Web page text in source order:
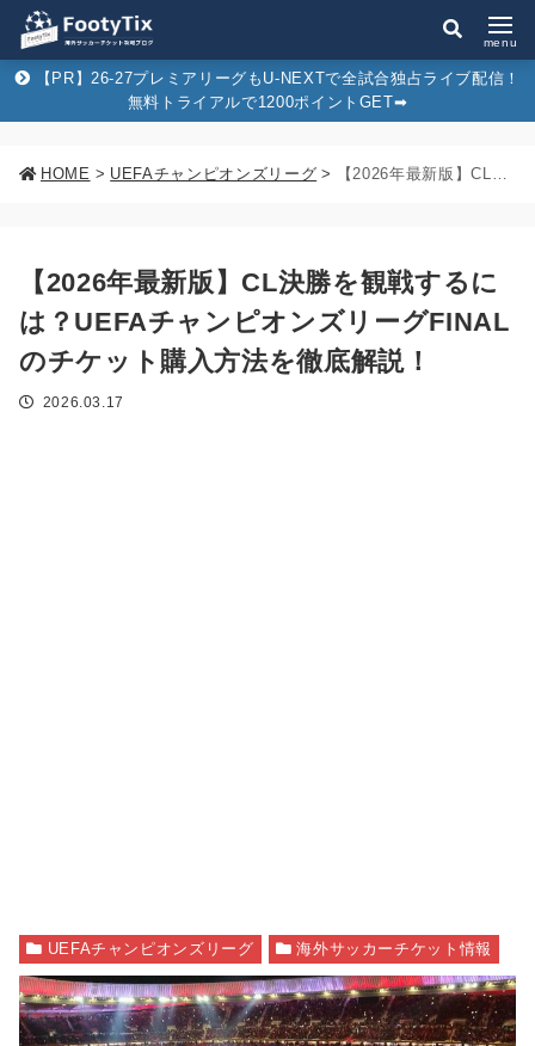
menu
【PR】26-27プレミアリーグもU-NEXTで全試合独占ライブ配信！
無料トライアルで1200ポイントGET➡︎
HOME > UEFAチャンピオンズリーグ > 【2026年最新版】CL決勝を観戦するには？UEFAチャンピオンズリーグFINALのチケット購入方法を徹底解説！
【2026年最新版】CL決勝を観戦するに
は？UEFAチャンピオンズリーグFINAL
のチケット購入方法を徹底解説！
2026.03.17
UEFAチャンピオンズリーグ 海外サッカーチケット情報